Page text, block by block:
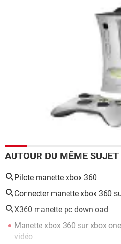
AUTOUR DU MÊME SUJET
Pilote manette xbox 360
Connecter manette xbox 360
X360 manette pc download
Manette xbox 360 sur xbox one
vidéo